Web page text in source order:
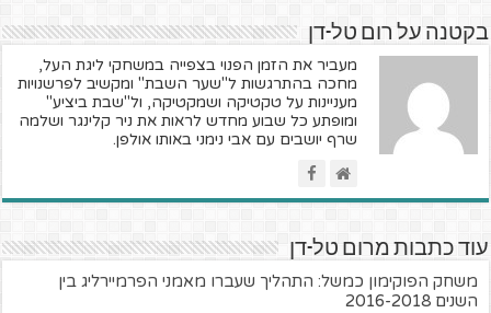
בקטנה על רום טל-דן
מעביר את הזמן הפנוי בצפייה במשחקי ליגת העל,
מחכה בהתרגשות ל"שער השבת" ומקשיב לפרשנויות
מעניינות על טקטיקה ושמקטיקה, ול"שבת ביציע"
ומופתע כל שבוע מחדש לראות את ניר קלינגר ושלמה
שרף יושבים עם אבי נימני באותו אולפן.
עוד כתבות מרום טל-דן
משחק הפוקימון כמשל: התהליך שעברו מאמני הפרמיירליג בין
השנים 2016-2018